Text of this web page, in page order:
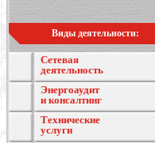
Виды деятельности:
Сетевая
деятельность
Энергоаудит
и консалтинг
Технические
услуги